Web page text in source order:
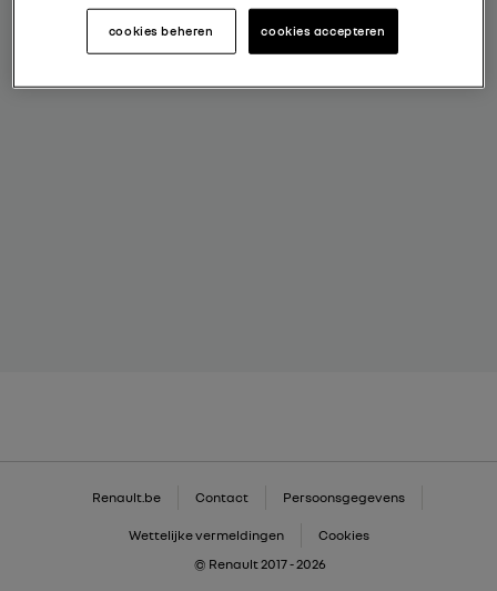
kies een verdeler
Renault.be Contact Persoonsgegevens
Wettelijke vermeldingen
Cookies
© Renault 2017 - 2026
cookies accepteren
cookies beheren